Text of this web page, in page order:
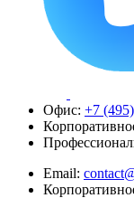
Офис: +7
Email: